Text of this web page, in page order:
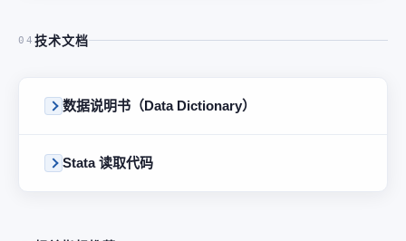
04 技术文档
数据说明书（Data Dictionary）
Stata 读取代码